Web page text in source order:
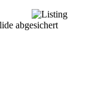
abgesichert